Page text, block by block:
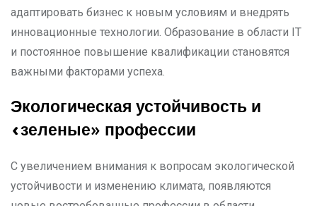
адаптировать бизнес к новым условиям и внедрять
инновационные технологии. Образование в области IT
и постоянное повышение квалификации становятся
важными факторами успеха.
Экологическая устойчивость и
«зеленые» профессии
С увеличением внимания к вопросам экологической
устойчивости и изменению климата, появляются